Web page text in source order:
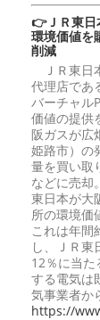
👉ＪＲ東
環境価値
削減
ＪＲ東日
代理店であ
バーチャル
価値の提供
阪ガスが広
姫路市）の
量を買い取
などに売却
東日本が大
所の環境価
これは年間
し、ＪＲ東
12％に当た
する電気は
気事業者か
https://